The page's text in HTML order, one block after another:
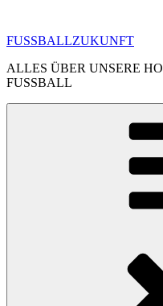
springen
FUSSBALLZUKUNFT
ALLES ÜBER UNSERE
FUSSBALL